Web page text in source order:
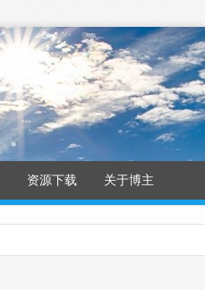
资源下载 关于博主